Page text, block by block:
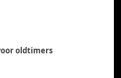
oldtimers